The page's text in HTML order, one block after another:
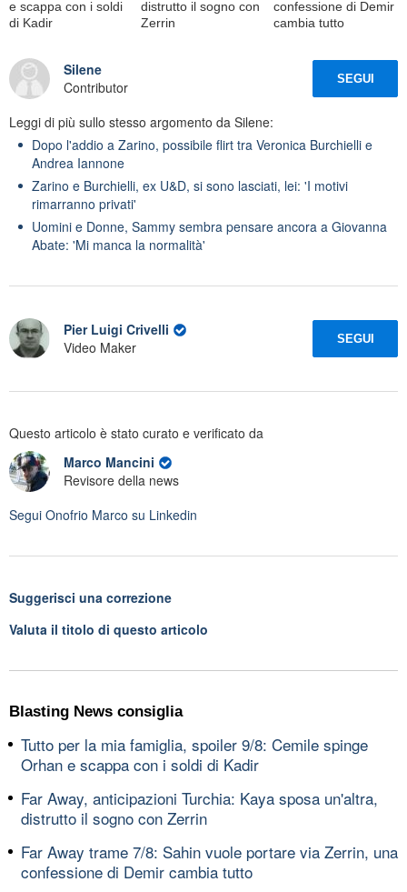
e scappa con i soldi
di Kadir
distrutto il sogno con
Zerrin
confessione di Demir
cambia tutto
Silene
Contributor
SEGUI
Leggi di più sullo stesso argomento da Silene:
Dopo l'addio a Zarino, possibile flirt tra Veronica Burchielli e
Andrea Iannone
Zarino e Burchielli, ex U&D, si sono lasciati, lei: 'I motivi
rimarranno privati'
Uomini e Donne, Sammy sembra pensare ancora a Giovanna
Abate: 'Mi manca la normalità'
Pier Luigi Crivelli
Video Maker
SEGUI
Questo articolo è stato curato e verificato da
Marco Mancini
Revisore della news
Segui Onofrio Marco su Linkedin
Suggerisci una correzione
Valuta il titolo di questo articolo
Blasting News consiglia
Tutto per la mia famiglia, spoiler 9/8: Cemile spinge
Orhan e scappa con i soldi di Kadir
Far Away, anticipazioni Turchia: Kaya sposa un'altra,
distrutto il sogno con Zerrin
Far Away trame 7/8: Sahin vuole portare via Zerrin, una
confessione di Demir cambia tutto